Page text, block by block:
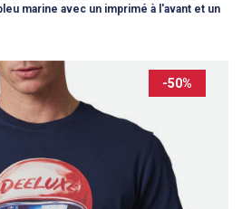
marine avec un imprimé à l'avant et un
-50%